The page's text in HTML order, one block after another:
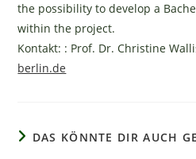
the possibility to develop a
within the project.
Kontakt: : Prof. Dr. Christine
berlin.de
DAS KÖNNTE DIR AUCH